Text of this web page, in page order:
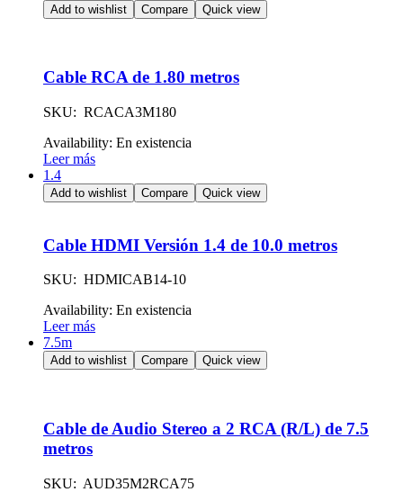
Add to wishlist Compare Quick view
Cable RCA de 1.80 metros
SKU: RCACA3M180
Availability: En existencia
Leer más
1.4
Add to wishlist Compare Quick view
Cable HDMI Versión 1.4 de 10.0 metros
SKU: HDMICAB14-10
Availability: En existencia
Leer más
7.5m
Add to wishlist Compare Quick view
Cable de Audio Stereo a 2 RCA (R/L) de 7.5
metros
SKU: AUD35M2RCA75